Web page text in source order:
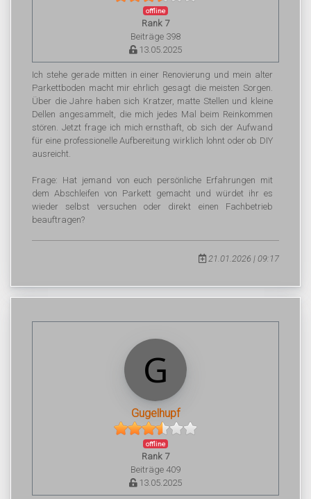
offline
Rank 7
Beiträge 398
13.05.2025
Ich stehe gerade mitten in einer Renovierung und mein alter
Parkettboden macht mir ehrlich gesagt die meisten Sorgen.
Über die Jahre haben sich Kratzer, matte Stellen und kleine
Dellen angesammelt, die mich jedes Mal beim Reinkommen
stören. Jetzt frage ich mich ernsthaft, ob sich der Aufwand
für eine professionelle Aufbereitung wirklich lohnt oder ob DIY
ausreicht.
Frage: Hat jemand von euch persönliche Erfahrungen mit
dem Abschleifen von Parkett gemacht und würdet ihr es
wieder selbst versuchen oder direkt einen Fachbetrieb
beauftragen?
21.01.2026 | 09:17
Gugelhupf
offline
Rank 7
Beiträge 409
13.05.2025